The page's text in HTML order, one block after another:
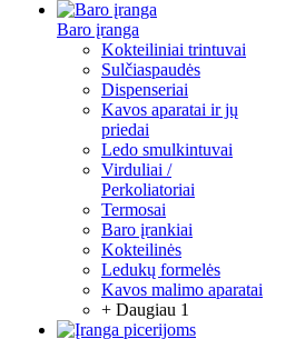
Baro įranga
Kokteiliniai trintuvai
Sulčiaspaudės
Dispenseriai
Kavos aparatai ir jų
priedai
Ledo smulkintuvai
Virduliai /
Perkoliatoriai
Termosai
Baro įrankiai
Kokteilinės
Ledukų formelės
Kavos malimo aparatai
+ Daugiau 1